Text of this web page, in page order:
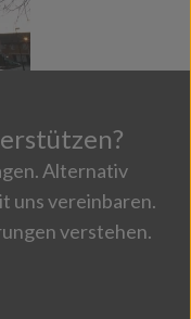
Alternativ
uns vereinbaren.
verstehen.